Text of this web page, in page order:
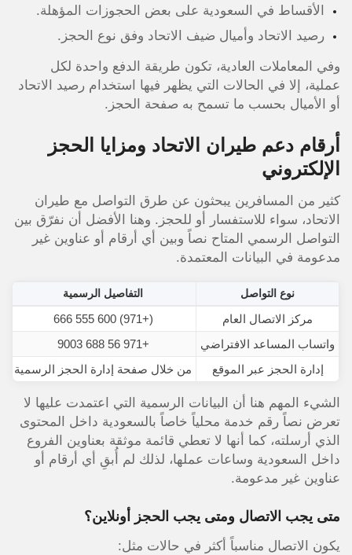
الأقساط في السعودية على بعض الحجوزات المؤهلة.
رصيد الاتحاد وأميال ضيف الاتحاد وفق نوع الحجز.
وفي المعاملات العادية، تكون طريقة الدفع واحدة لكل
عملية، إلا في الحالات التي يظهر فيها استخدام رصيد الاتحاد
أو الأميال بحسب ما تسمح به صفحة الحجز.
أرقام دعم طيران الاتحاد ومزايا الحجز
الإلكتروني
كثير من المسافرين يبحثون عن طرق التواصل مع طيران
الاتحاد، سواء للاستفسار أو للحجز. وهنا الأفضل أن نفرّق بين
التواصل الرسمي المتاح نصاً وبين أي أرقام أو عناوين غير
مدعومة في البيانات المعتمدة.
نوع التواصل التفاصيل الرسمية
مركز الاتصال العام
(+971) 600 555 666
واتساب المساعد الافتراضي
+971 56 688 9003
إدارة الحجز عبر الموقع
من خلال صفحة إدارة الحجز الرسمية
الشيء المهم هنا أن البيانات الرسمية التي اعتمدت عليها لا
تعرض نصاً رقم خدمة محلياً خاصاً بالسعودية داخل المحتوى
الذي أرسلته، كما أنها لا تعطي قائمة موثقة بعناوين الفروع
داخل السعودية وساعات عملها، لذلك لم أُبقِ أي أرقام أو
عناوين غير مدعومة.
متى يجب الاتصال ومتى يجب الحجز أونلاين؟
يكون الاتصال مناسباً أكثر في حالات مثل: